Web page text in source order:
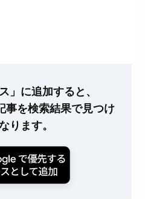
」に追加すると、
事を検索結果で見つけ
ります。